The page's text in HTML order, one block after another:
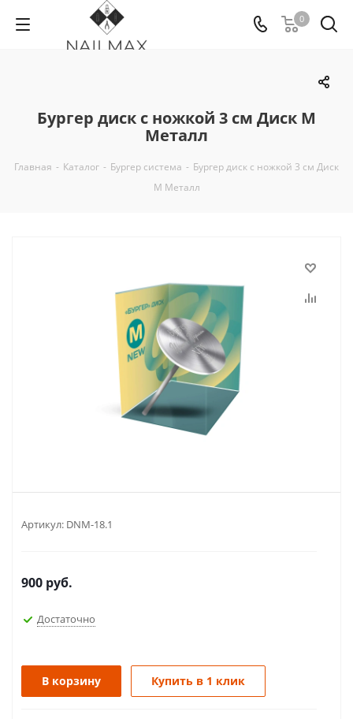
0
Бургер диск с ножкой 3 см Диск М
Металл
Главная - Каталог - Бургер система - Бургер диск с ножкой 3 см Диск
М Металл
Артикул: DNM-18.1
900 руб.
Достаточно
В корзину Купить в 1 клик